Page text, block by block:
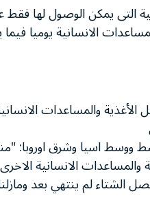
التى يمكن الوصول لها
من عشرين مروحية بنقل 300 طن من المساعدات
والمساعدات
ووسط اسيا وشرق اوروبا:
الانسانية
الشتاء لم ينتهي بعد